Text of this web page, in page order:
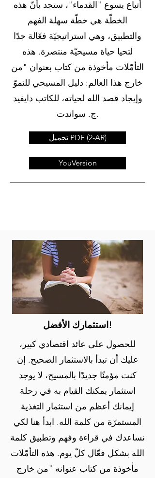
أتباع يسوع "القدماء"، ستجد بأنّ هذه
الخطّة هي خطّة سهلة الفهم
والتطبيق، وهي استراتيجيّة فعّالة جدًا
لتحيا حياة مسيحيّة منتصرة. هذه
التأمّلات مأخوذة من كتاب بعنوان "من
خارج هذا العالم: دليل المسيحي للنموّ
وإيجاد قصد الله لحياته، للكاتب دايفيد
ج. سواندت.
تحميل PDF (2-AR)
YouVersion
استثمارك الأفضل!
للحصول على عائد اقتصادي كبير،
عليك أن تبدأ بالاستثمار الصحيح. إن
كنت مؤمنًا جديدًا بالمسيح، لا يوجد
استثمار يمكنك القيام به في رحلة
إيمانك أعظم من استثمار التغذية
المستمرّة من كلمة الله. ابدأ هنا لكي
نساعدك في قراءة وفهم وتطبيق كلمة
الله بشكل فعّال كلّ يوم. هذه التأمّلات
مأخوذة من كتاب عنوانه "من خارج